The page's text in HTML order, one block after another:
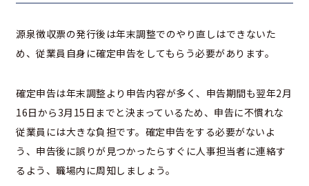
源泉徴収票の発行後は年末調整でのやり直しはできないた
め、従業員自身に確定申告をしてもらう必要があります。
確定申告は年末調整より申告内容が多く、申告期間も翌年2月
16日から3月15日までと決まっているため、申告に不慣れな
従業員には大きな負担です。確定申告をする必要がないよ
う、申告後に誤りが見つかったらすぐに人事担当者に連絡す
るよう、職場内に周知しましょう。